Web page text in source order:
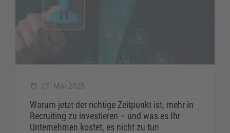
27. Mai 2025
Warum jetzt der richtige Zeitpunkt ist, mehr in
Recruiting zu investieren – und was es Ihr
Unternehmen kostet, es nicht zu tun